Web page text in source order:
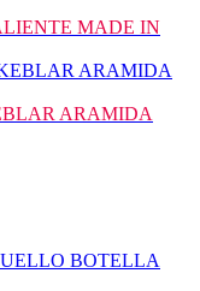
MADE IN
ARAMIDA